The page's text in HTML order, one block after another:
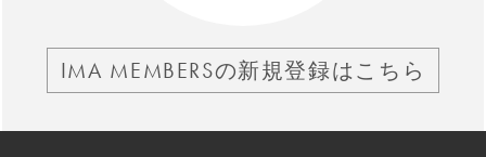
IMA MEMBERSの新規登録はこちら